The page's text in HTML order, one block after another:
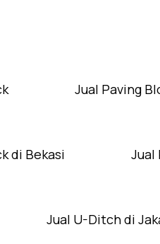
Jual Paving
di Bekasi Jual
Jual U-Ditch di